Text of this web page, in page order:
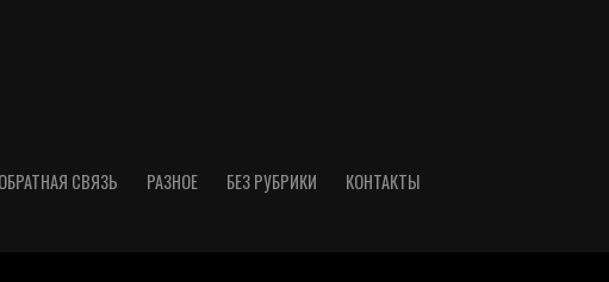
ОБРАТНАЯ СВЯЗЬ РАЗНОЕ БЕЗ РУБРИКИ КОНТАКТЫ